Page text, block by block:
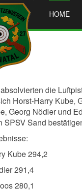
HOME
die
Horst-Harry Kube,
Georg Nödler und
SPSV Sand
Kube 294,2
291,4
280,1